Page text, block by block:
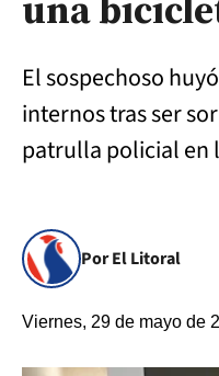
El sospechoso
internos tras ser
patrulla policial en
Por El Litoral
Viernes, 29 de mayo de